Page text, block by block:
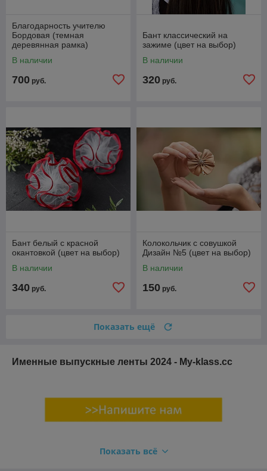
Благодарность учителю
Бордовая (темная
деревянная рамка)
В наличии
700 руб.
Бант классический на
зажиме (цвет на выбор)
В наличии
320 руб.
Бант белый с красной
окантовкой (цвет на выбор)
В наличии
340 руб.
Колокольчик с совушкой
Дизайн №5 (цвет на выбор)
В наличии
150 руб.
Показать ещё
Именные выпускные ленты 2024 - My-klass.cc
Показать всё